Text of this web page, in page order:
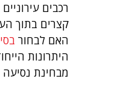
רכבים
קצרים בתוך
האם לבחור
היתרונות
מבחינת נסיעה